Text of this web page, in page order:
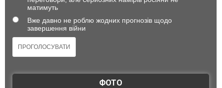
матимуть
Вже давно не роблю жодних прогнозів щодо
завершення війни
ФОТО